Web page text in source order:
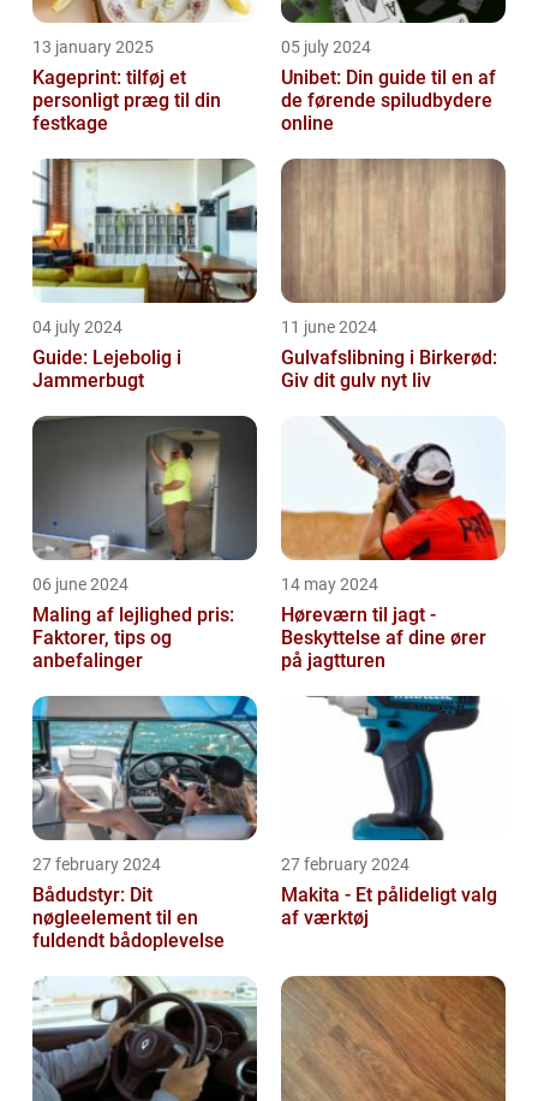
13 january 2025
Kageprint: tilføj et
personligt præg til din
festkage
05 july 2024
Unibet: Din guide til en af
de førende spiludbydere
online
04 july 2024
Guide: Lejebolig i
Jammerbugt
11 june 2024
Gulvafslibning i Birkerød:
Giv dit gulv nyt liv
06 june 2024
Maling af lejlighed pris:
Faktorer, tips og
anbefalinger
14 may 2024
Høreværn til jagt -
Beskyttelse af dine ører
på jagtturen
27 february 2024
Bådudstyr: Dit
nøgleelement til en
fuldendt bådoplevelse
27 february 2024
Makita - Et pålideligt valg
af værktøj